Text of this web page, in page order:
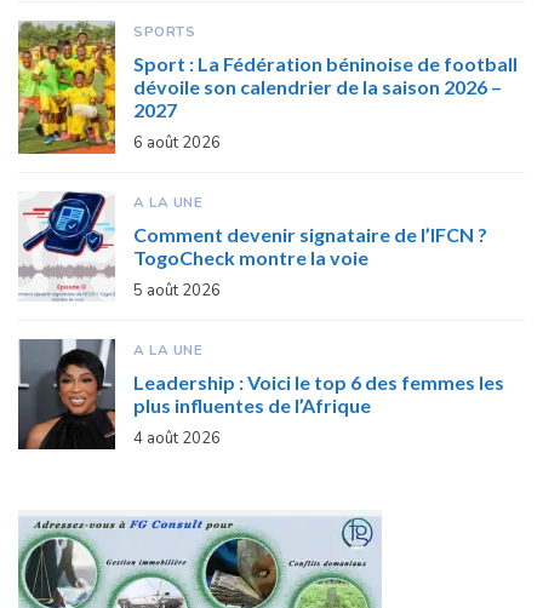
SPORTS
Sport : La Fédération béninoise de football
dévoile son calendrier de la saison 2026 –
2027
6 août 2026
A LA UNE
Comment devenir signataire de l’IFCN ?
TogoCheck montre la voie
5 août 2026
A LA UNE
Leadership : Voici le top 6 des femmes les
plus influentes de l’Afrique
4 août 2026